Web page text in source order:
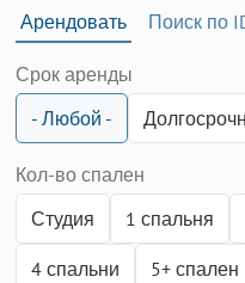
Арендовать Поиск по
Срок аренды
- Любой -
Кол-во спален
Студия
1 спальня
4 спальни 5+ спален